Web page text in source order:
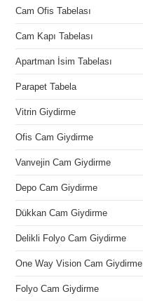
Cam Ofis Tabelası
Cam Kapı Tabelası
Apartman İsim Tabelası
Parapet Tabela
Vitrin Giydirme
Ofis Cam Giydirme
Vanvejin Cam Giydirme
Depo Cam Giydirme
Dükkan Cam Giydirme
Delikli Folyo Cam Giydirme
One Way Vision Cam Giydirme
Folyo Cam Giydirme